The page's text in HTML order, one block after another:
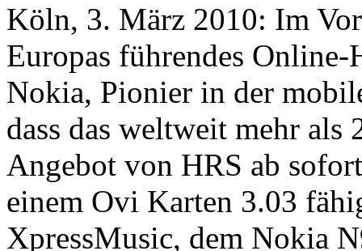
Köln, 3. März 2010: Im
Europas führendes
Nokia, Pionier in der
dass das weltweit mehr als
Angebot von HRS ab
einem Ovi Karten 3.03
XpressMusic, dem Nokia